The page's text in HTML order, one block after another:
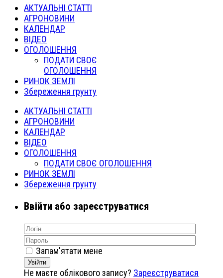
АКТУАЛЬНІ СТАТТІ
АГРОНОВИНИ
КАЛЕНДАР
ВІДЕО
ОГОЛОШЕННЯ
ПОДАТИ СВОЄ
ОГОЛОШЕННЯ
РИНОК ЗЕМЛІ
Збереження грунту
АКТУАЛЬНІ СТАТТІ
АГРОНОВИНИ
КАЛЕНДАР
ВІДЕО
ОГОЛОШЕННЯ
ПОДАТИ СВОЄ ОГОЛОШЕННЯ
РИНОК ЗЕМЛІ
Збереження грунту
Ввійти або зареєструватися
Запам'ятати мене
Увійти
Не маєте облікового запису? Зареєструватися